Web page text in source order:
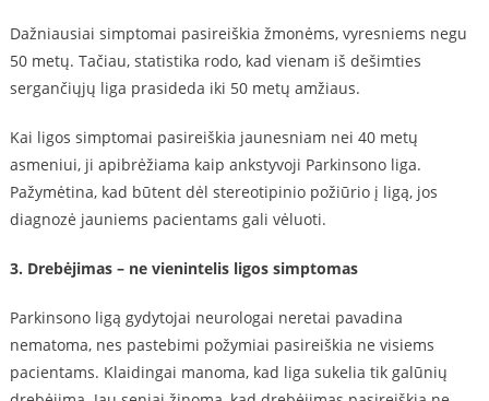
Dažniausiai simptomai pasireiškia žmonėms, vyresniems negu
50 metų. Tačiau, statistika rodo, kad vienam iš dešimties
sergančiųjų liga prasideda iki 50 metų amžiaus.
Kai ligos simptomai pasireiškia jaunesniam nei 40 metų
asmeniui, ji apibrėžiama kaip ankstyvoji Parkinsono liga.
Pažymėtina, kad būtent dėl stereotipinio požiūrio į ligą, jos
diagnozė jauniems pacientams gali vėluoti.
3. Drebėjimas – ne vienintelis ligos simptomas
Parkinsono ligą gydytojai neurologai neretai pavadina
nematoma, nes pastebimi požymiai pasireiškia ne visiems
pacientams. Klaidingai manoma, kad liga sukelia tik galūnių